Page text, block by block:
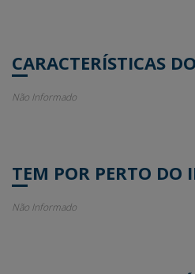
CARACTERÍSTICAS
Não Informado
TEM POR PERTO DO
Não Informado